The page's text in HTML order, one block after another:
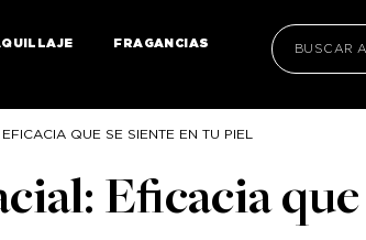
FRAGANCIAS
QUE SE SIENTE EN TU PIEL
Eficacia